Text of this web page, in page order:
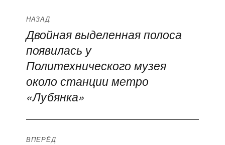
Навигация
по
записям
НАЗАД
Предыдущая
запись:
Двойная выделенная полоса
появилась у
Политехнического музея
около станции метро
«Лубянка»
ВПЕРЁД